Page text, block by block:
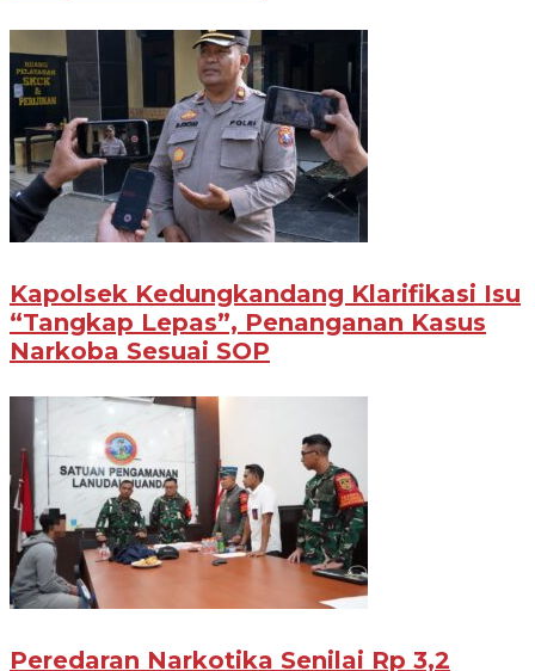
Kapolsek Kedungkandang Klarifikasi Isu
“Tangkap Lepas”, Penanganan Kasus
Narkoba Sesuai SOP
Peredaran Narkotika Senilai Rp 3,2